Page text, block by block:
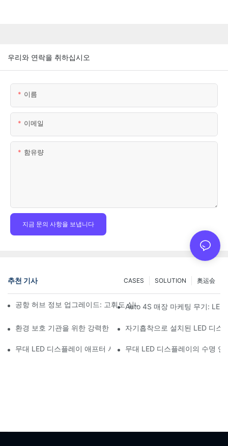
우리와 연락을 취하십시오
이름
이메일
함유량
지금 문의 사항을 보냅니다
추천 기사 奥运会
SOLUTION
CASES
공항 허브 정보 업그레이드: 고휘도 실내 LED 스크린을 위한 비행
Auto 4S 매장 마케팅 무기:
환경 보호 기관을 위한 강력한 커뮤니케이션 도구: 동적 시각화 저
자기흡착으로 설치된 LED 디스
무대 LED 디스플레이 애프터 서비스의 중요성과 안전장치
무대 LED 디스플레이의 수명